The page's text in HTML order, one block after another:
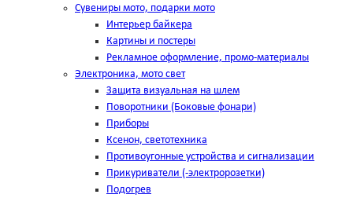
Сувениры мото, подарки мото
Интерьер байкера
Картины и постеры
Рекламное оформление, промо-материалы
Электроника, мото свет
Защита визуальная на шлем
Поворотники (Боковые фонари)
Приборы
Ксенон, светотехника
Противоугонные устройства и сигнализации
Прикуриватели (-электророзетки)
Подогрев